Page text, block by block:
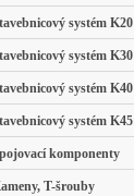
systém K20
systém K30
systém K40
systém K45
komponenty
T-šrouby